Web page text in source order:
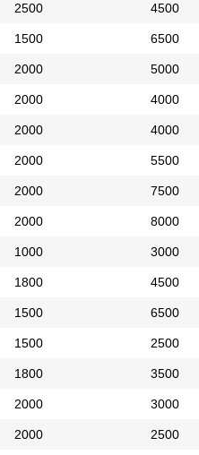
2500 4500
1500 6500
2000 5000
2000 4000
2000 4000
2000 5500
2000 7500
2000 8000
1000 3000
1800 4500
1500 6500
1500 2500
1800 3500
2000 3000
2000 2500